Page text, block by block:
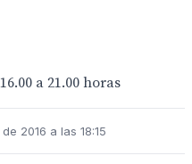
a 21.00 horas
2016 a las 18:15